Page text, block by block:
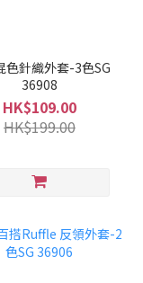
色針織外套-3色SG
36908
HK$109.00
HK$199.00